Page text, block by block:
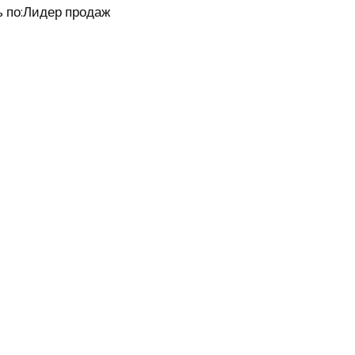
по:Лидер продаж